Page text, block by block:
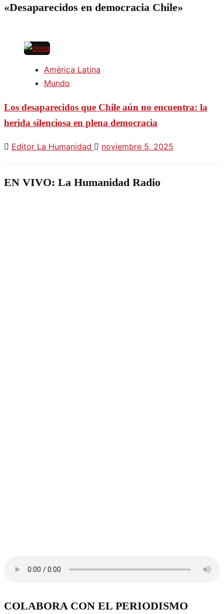
«Desaparecidos en democracia Chile»
América Latina
Mundo
Los desaparecidos que Chile aún no encuentra: la
herida silenciosa en plena democracia
Editor La Humanidad noviembre 5, 2025
EN VIVO: La Humanidad Radio
COLABORA CON EL PERIODISMO